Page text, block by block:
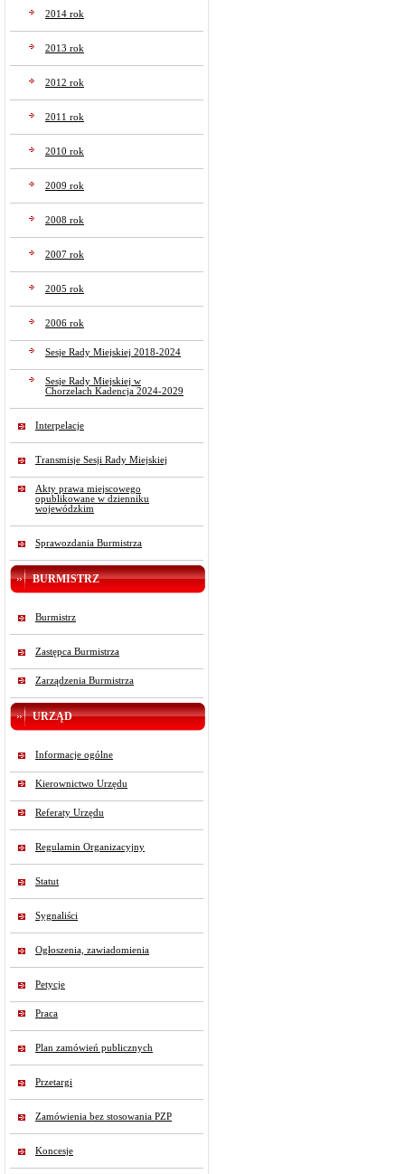
2014 rok
2013 rok
2012 rok
2011 rok
2010 rok
2009 rok
2008 rok
2007 rok
2005 rok
2006 rok
Sesje Rady Miejskiej 2018-2024
Sesje Rady Miejskiej w
Chorzelach Kadencja 2024-2029
Interpelacje
Transmisje Sesji Rady Miejskiej
Akty prawa miejscowego
opublikowane w dzienniku
wojewódzkim
Sprawozdania Burmistrza
BURMISTRZ
Burmistrz
Zastępca Burmistrza
Zarządzenia Burmistrza
URZĄD
Informacje ogólne
Kierownictwo Urzędu
Referaty Urzędu
Regulamin Organizacyjny
Statut
Sygnaliści
Ogłoszenia, zawiadomienia
Petycje
Praca
Plan zamówień publicznych
Przetargi
Zamówienia bez stosowania PZP
Koncesje